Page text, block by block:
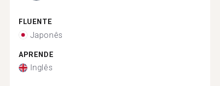
FLUENTE
Japonês
APRENDE
Inglês